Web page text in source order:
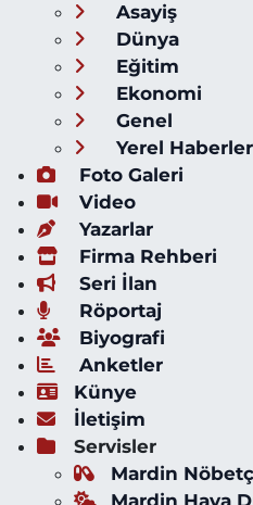
Asayiş
Dünya
Eğitim
Ekonomi
Genel
Yerel Haberler
Foto Galeri
Video
Yazarlar
Firma Rehberi
Seri İlan
Röportaj
Biyografi
Anketler
Künye
İletişim
Servisler
Mardin
Mardin Hava